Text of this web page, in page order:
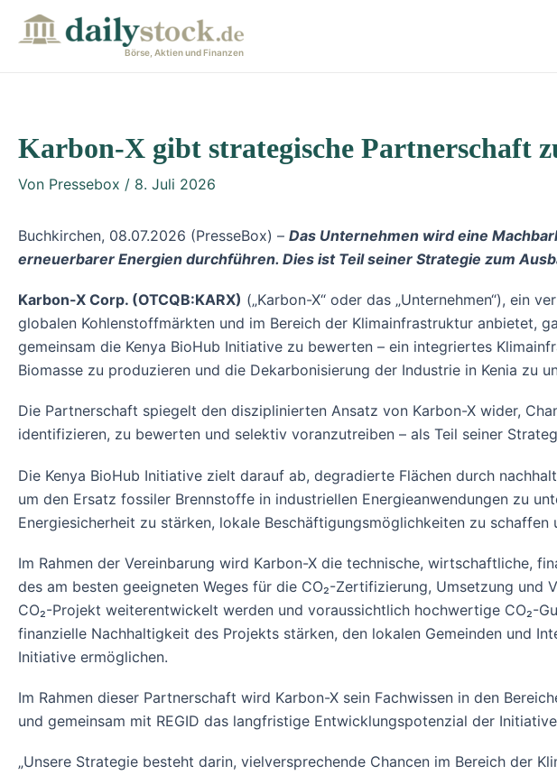
Inhalt
Börse, Aktien und Finanzen
Karbon-X gibt strategische Partnerschaft
Von Pressebox / 8. Juli 2026
Buchkirchen, 08.07.2026 (PresseBox) – Das Unternehmen wird eine
erneuerbarer Energien durchführen. Dies ist Teil seiner Strategie zum
Karbon-X Corp. (OTCQB:KARX) („Karbon-X“ oder das „Unternehmen“), ein
globalen Kohlenstoffmärkten und im Bereich der Klimainfrastruktur anbietet,
gemeinsam die Kenya BioHub Initiative zu bewerten – ein integriertes
Biomasse zu produzieren und die Dekarbonisierung der Industrie in Kenia zu
Die Partnerschaft spiegelt den disziplinierten Ansatz von Karbon-X wider,
identifizieren, zu bewerten und selektiv voranzutreiben – als Teil seiner
Die Kenya BioHub Initiative zielt darauf ab, degradierte Flächen durch
um den Ersatz fossiler Brennstoffe in industriellen Energieanwendungen zu
Energiesicherheit zu stärken, lokale Beschäftigungsmöglichkeiten zu
Im Rahmen der Vereinbarung wird Karbon-X die technische, wirtschaftliche,
des am besten geeigneten Weges für die CO₂-Zertifizierung, Umsetzung
CO₂-Projekt weiterentwickelt werden und voraussichtlich hochwertige CO₂-
finanzielle Nachhaltigkeit des Projekts stärken, den lokalen Gemeinden und
Initiative ermöglichen.
Im Rahmen dieser Partnerschaft wird Karbon-X sein Fachwissen in den
und gemeinsam mit REGID das langfristige Entwicklungspotenzial der
„Unsere Strategie besteht darin, vielversprechende Chancen im Bereich der
navigation